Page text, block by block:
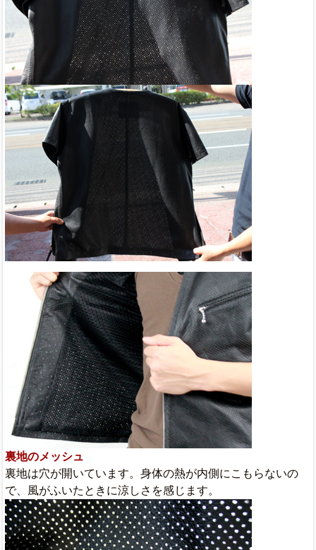
裏地のメッシュ
裏地は穴が開いています。身体の熱が内側にこもらないの
で、風がふいたときに涼しさを感じます。